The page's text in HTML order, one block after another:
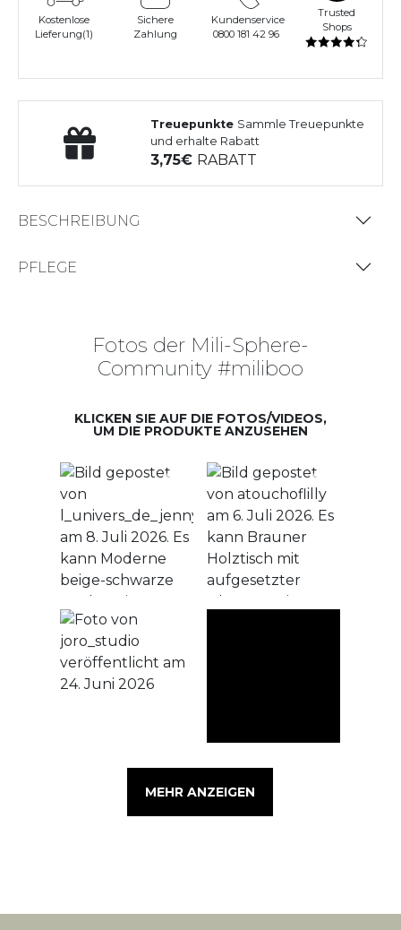
Kostenlose
Lieferung(1)
Sichere
Zahlung
Kundenservice
0800 181 42 96
Trusted
Shops
Treuepunkte Sammle Treuepunkte
und erhalte Rabatt
3,75 RABATT
BESCHREIBUNG
PFLEGE
Fotos der Mili-Sphere-
Community #miliboo
KLICKEN SIE AUF DIE FOTOS/VIDEOS,
UM DIE PRODUKTE ANZUSEHEN
MEHR ANZEIGEN